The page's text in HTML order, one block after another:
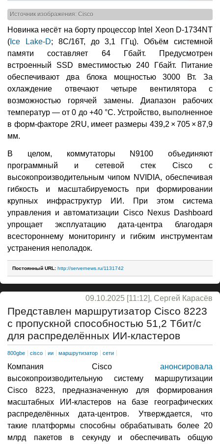
Источник изображения: Cisco
Новинка несёт на борту процессор Intel Xeon D-1734NT
( Ice Lake-D; 8C/16T, до 3,1 ГГц). Объём системной
памяти составляет 64 Гбайт. Предусмотрен
встроенный SSD вместимостью 240 Гбайт. Питание
обеспечивают два блока мощностью 3000 Вт. За
охлаждение отвечают четыре вентилятора с
возможностью горячей замены. Диапазон рабочих
температур — от 0 до +40 °C. Устройство, выполненное
в форм-факторе 2RU, имеет размеры 439,2 × 705 × 87,9
мм.
В целом, коммутаторы N9100 объединяют
программный и сетевой стек Cisco с
высокопроизводительным чипом NVIDIA, обеспечивая
гибкость и масштабируемость при формировании
крупных инфраструктур ИИ. При этом система
управления и автоматизации Cisco Nexus Dashboard
упрощает эксплуатацию дата-центра благодаря
всестороннему мониторингу и гибким инструментам
устранения неполадок.
Постоянный URL: http://servernews.ru/1131742
09.10.2025 [11:12], Сергей Карасёв
Представлен маршрутизатор Cisco 8223
с пропускной способностью 51,2 Тбит/с
для распределённых ИИ-кластеров
800gbe cisco ии маршрутизатор сети
Компания Cisco анонсировала
высокопроизводительную систему маршрутизации
Cisco 8223, предназначенную для формирования
масштабных ИИ-кластеров на базе географических
распределённых дата-центров. Утверждается, что
такие платформы способны обрабатывать более 20
млрд пакетов в секунду и обеспечивать общую